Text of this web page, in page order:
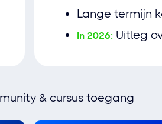
Lange termijn
In 2026: Uitleg
& cursus toegang